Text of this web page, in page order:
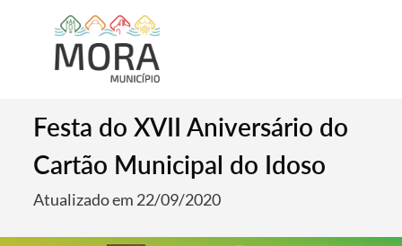
Festa do XVII Aniversário do
Cartão Municipal do Idoso
Atualizado em 22/09/2020